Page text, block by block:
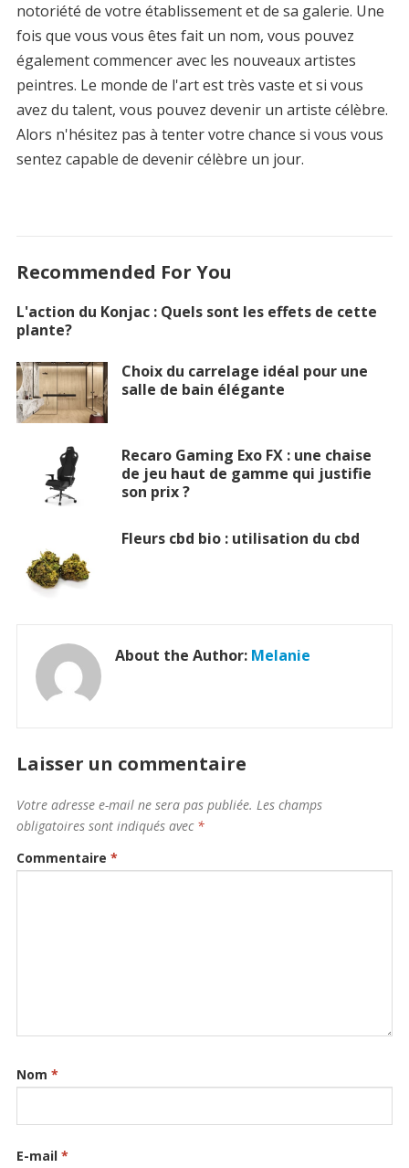
notoriété de votre établissement et de sa galerie. Une
fois que vous vous êtes fait un nom, vous pouvez
également commencer avec les nouveaux artistes
peintres. Le monde de l'art est très vaste et si vous
avez du talent, vous pouvez devenir un artiste célèbre.
Alors n'hésitez pas à tenter votre chance si vous vous
sentez capable de devenir célèbre un jour.
Recommended For You
L'action du Konjac : Quels sont les effets de cette
plante?
Choix du carrelage idéal pour une
salle de bain élégante
Recaro Gaming Exo FX : une chaise
de jeu haut de gamme qui justifie
son prix ?
Fleurs cbd bio : utilisation du cbd
About the Author: Melanie
Laisser un commentaire
Votre adresse e-mail ne sera pas publiée. Les champs
obligatoires sont indiqués avec *
Commentaire *
Nom *
E-mail *